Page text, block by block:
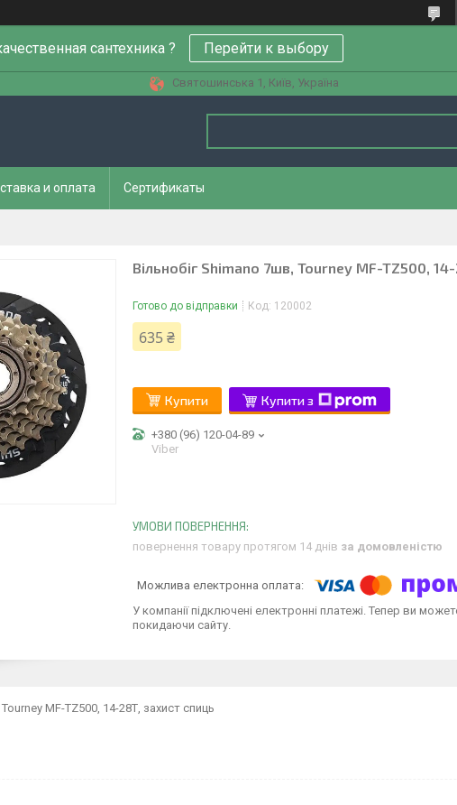
сантехника ? Перейти к выбору
Святошинська 1, Київ, Україна
и оплата Сертификаты
Вільнобіг Shimano 7шв, Tourney MF-TZ500,
Готово до відправки Код: 120002
635 ₴
Купити Купити з
+380 (96) 120-04-89
Viber
повернення товару протягом 14 днів за домовленістю
У компанії підключені електронні платежі. Тепер ви
покидаючи сайту.
MF-TZ500, 14-28Т, захист спиць